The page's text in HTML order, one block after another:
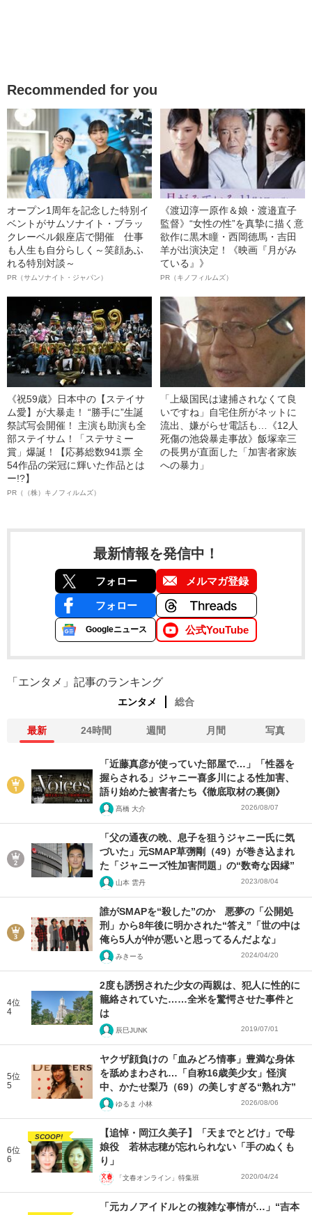
Recommended for you
オープン1周年を記念した特別イ
ベントがサムソナイト・ブラッ
クレーベル銀座店で開催 仕事
も人生も自分らしく～笑顔あふ
れる特別対談～
PR（サムソナイト・ジャパン）
《渡辺淳一原作＆娘・渡邉直子
監督》“女性の性”を真摯に描く意
欲作に黒木瞳・西岡德馬・吉田
羊が出演決定！《映画『月がみ
ている』》
PR（キノフィルムズ）
《祝59歳》日本中の【ステイサ
ム愛】が大暴走！ “勝手に”生誕
祭試写会開催！ 主演も助演も全
部ステイサム！「ステサミー
賞」爆誕！【応募総数941票 全
54作品の栄冠に輝いた作品とは
ー!?】
PR（（株）キノフィルムズ）
「上級国民は逮捕されなくて良
いですね」自宅住所がネットに
流出、嫌がらせ電話も…《12人
死傷の池袋暴走事故》飯塚幸三
の長男が直面した「加害者家族
への暴力」
最新情報を発信中！
フォロー メルマガ登録
フォロー
Googleニュース 公式YouTube
「エンタメ」記事のランキング
エンタメ 総合
最新 24時間 週間 月間 写真
「近藤真彦が使っていた部屋で…」「性器を
握らされる」ジャニー喜多川による性加害、
語り始めた被害者たち《徹底取材の裏側》
髙橋 大介 2026/08/07
「父の通夜の晩、息子を狙うジャニー氏に気
づいた」元SMAP草彅剛（49）が巻き込まれ
た「ジャニーズ性加害問題」の“数奇な因縁”
山本 雲丹 2023/08/04
誰がSMAPを“殺した”のか 悪夢の「公開処
刑」から8年後に明かされた“答え”「世の中は
俺ら5人が仲が悪いと思ってるんだよな」
みきーる 2024/04/20
4位
4
2度も誘拐された少女の両親は、犯人に性的に
籠絡されていた……全米を驚愕させた事件と
は
辰巳JUNK 2019/07/01
5位
5
ヤクザ顔負けの「血みどろ情事」豊満な身体
を舐めまわされ…「自称16歳美少女」怪演
中、かたせ梨乃（69）の美しすぎる“熟れ方”
ゆるま 小林 2026/08/06
6位
6
SCOOP!
【追悼・岡江久美子】「天までとどけ」で母
娘役 若林志穂が忘れられない「手のぬくも
り」
「文春オンライン」特集班 2020/04/24
「元カノアイドルとの複雑な事情が…」“吉本